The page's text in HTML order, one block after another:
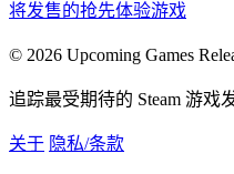
将发售的抢先体验游戏
© 2026 Upcoming Games
追踪最受期待的 Steam 游戏
关于 隐私/条款